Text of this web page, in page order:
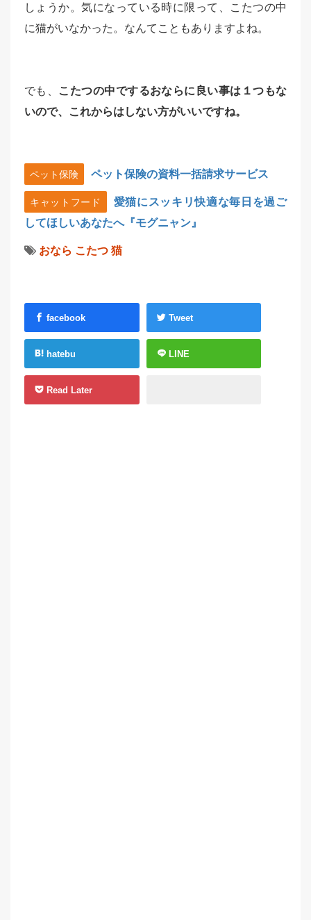
しょうか。気になっている時に限って、こたつの中
に猫がいなかった。なんてこともありますよね。
でも、 こたつの中でするおならに良い事は１つもな
いので、これからはしない方がいいですね。
ペット保険 ペット保険の資料一括請求サービス
キャットフード
愛猫にスッキリ快適な毎日を過ご
してほしいあなたへ『モグニャン』
おなら こたつ 猫
facebook Tweet
hatebu LINE
Read Later